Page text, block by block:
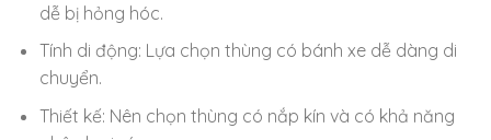
dễ bị hỏng hóc.
Tính di động: Lựa chọn thùng có bánh xe dễ dàng di
chuyển.
Thiết kế: Nên chọn thùng có nắp kín và có khả năng